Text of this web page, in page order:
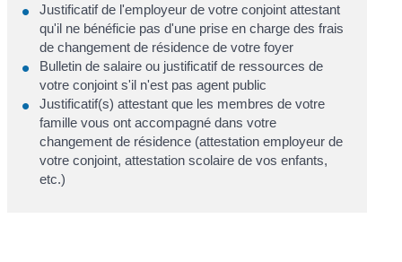
Justificatif de l'employeur de votre conjoint attestant
qu'il ne bénéficie pas d'une prise en charge des frais
de changement de résidence de votre foyer
Bulletin de salaire ou justificatif de ressources de
votre conjoint s'il n'est pas agent public
Justificatif(s) attestant que les membres de votre
famille vous ont accompagné dans votre
changement de résidence (attestation employeur de
votre conjoint, attestation scolaire de vos enfants,
etc.)